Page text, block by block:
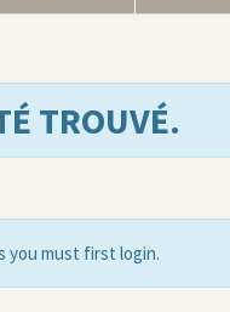
TROUVÉ.
you must first login.